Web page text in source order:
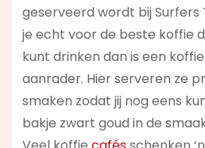
geserveerd wordt bij Surfers
je echt voor de beste koffie
kunt drinken dan is een
aanrader. Hier serveren ze
smaken zodat jij nog eens
bakje zwart goud in de